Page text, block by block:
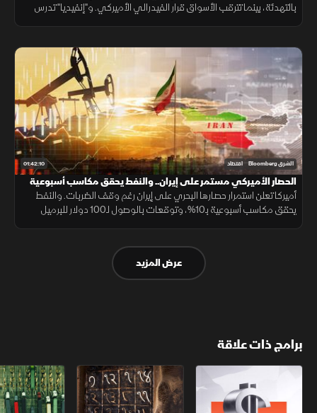
بالتهدئة، بينما تترقب الأسواق قرار الفيدرالي الأميركي. و"إنفيديا" تدرس
01:42:10 الشرق Bloomberg اقتصاد
الحصار الأميركي مستمر على إيران.. والنفط يحقق مكاسب أسبوعية
أميركا تعلن استمرار حصارها البحري على إيران رغم وقف الضربات. والنفط
يحقق مكاسب أسبوعية بـ10%، وتوقعات بالوصول لـ100 دولار للبرميل
عرض المزيد
برامج ذات علاقة
الأسواق الأميركية ملحمة الأرقام سلاسل